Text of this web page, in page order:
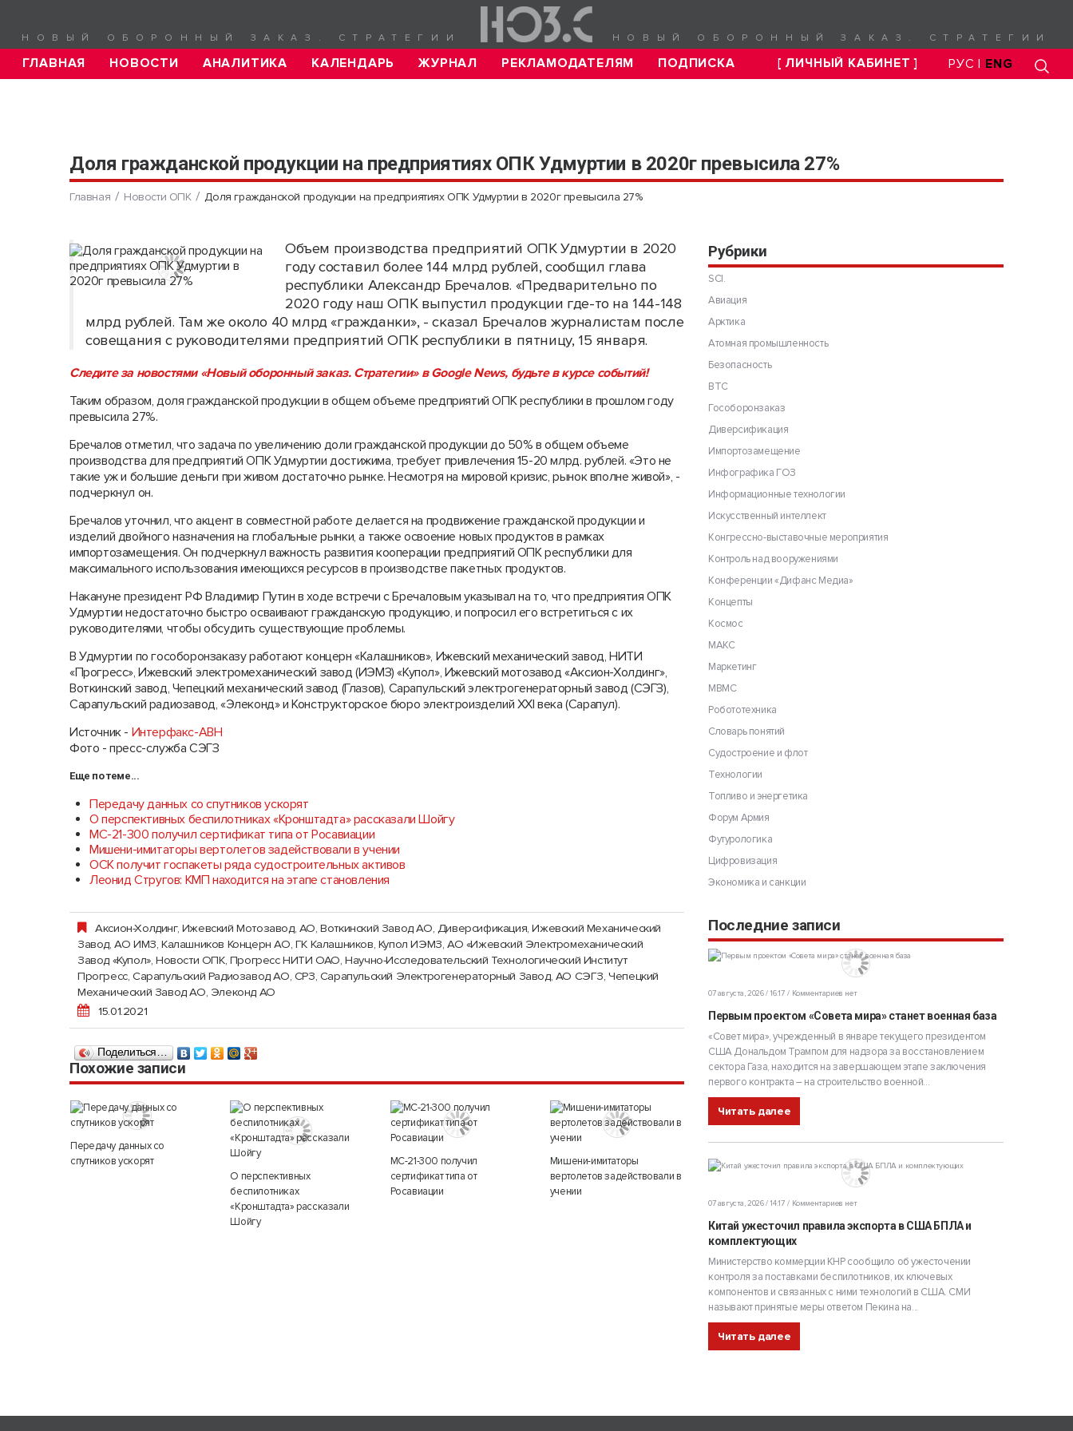
НОВЫЙ ОБОРОННЫЙ ЗАКАЗ. СТРАТЕГИИ НОВЫЙ ОБОРОННЫЙ ЗАКАЗ. СТРАТЕГИИ
ГЛАВНАЯ НОВОСТИ АНАЛИТИКА КАЛЕНДАРЬ ЖУРНАЛ РЕКЛАМОДАТЕЛЯМ ПОДПИСКА [ ЛИЧНЫЙ КАБИНЕТ ] РУС | ENG
Доля гражданской продукции на предприятиях ОПК Удмуртии в 2020г превысила 27%
Главная Новости ОПК Доля гражданской продукции на предприятиях ОПК Удмуртии в 2020г превысила 27%
Объем производства предприятий ОПК Удмуртии в 2020
году составил более 144 млрд рублей, сообщил глава
республики Александр Бречалов. «Предварительно по
2020 году наш ОПК выпустил продукции где-то на 144-148
млрд рублей. Там же около 40 млрд «гражданки», - сказал Бречалов журналистам после
совещания с руководителями предприятий ОПК республики в пятницу, 15 января.
Следите за новостями «Новый оборонный заказ. Стратегии» в Google News, будьте в курсе событий!
Таким образом, доля гражданской продукции в общем объеме предприятий ОПК республики в прошлом году
превысила 27%.
Бречалов отметил, что задача по увеличению доли гражданской продукции до 50% в общем объеме
производства для предприятий ОПК Удмуртии достижима, требует привлечения 15-20 млрд. рублей. «Это не
такие уж и большие деньги при живом достаточно рынке. Несмотря на мировой кризис, рынок вполне живой», -
подчеркнул он.
Бречалов уточнил, что акцент в совместной работе делается на продвижение гражданской продукции и
изделий двойного назначения на глобальные рынки, а также освоение новых продуктов в рамках
импортозамещения. Он подчеркнул важность развития кооперации предприятий ОПК республики для
максимального использования имеющихся ресурсов в производстве пакетных продуктов.
Накануне президент РФ Владимир Путин в ходе встречи с Бречаловым указывал на то, что предприятия ОПК
Удмуртии недостаточно быстро осваивают гражданскую продукцию, и попросил его встретиться с их
руководителями, чтобы обсудить существующие проблемы.
В Удмуртии по гособоронзаказу работают концерн «Калашников», Ижевский механический завод, НИТИ
«Прогресс», Ижевский электромеханический завод (ИЭМЗ) «Купол», Ижевский мотозавод «Аксион-Холдинг»,
Воткинский завод, Чепецкий механический завод (Глазов), Сарапульский электрогенераторный завод (СЭГЗ),
Сарапульский радиозавод, «Элеконд» и Конструкторское бюро электроизделий XXI века (Сарапул).
Источник - Интерфакс-АВН
Фото - пресс-служба СЭГЗ
Еще по теме...
Передачу данных со спутников ускорят
О перспективных беспилотниках «Кронштадта» рассказали Шойгу
МС-21-300 получил сертификат типа от Росавиации
Мишени-имитаторы вертолетов задействовали в учении
ОСК получит госпакеты ряда судостроительных активов
Леонид Стругов: КМП находится на этапе становления
Аксион-Холдинг, Ижевский Мотозавод, АО,Воткинский Завод АО, Диверсификация,Ижевский Механический
Завод, АО ИМЗ,Калашников Концерн АО, ГК Калашников, Купол ИЭМЗ, АО «Ижевский Электромеханический
Завод «Купол»,Новости ОПК, Прогресс НИТИ ОАО, Научно-Исследовательский Технологический Институт
Прогресс,Сарапульский Радиозавод АО, СРЗ, Сарапульский Электрогенераторный Завод, АО СЭГЗ,Чепецкий
Механический Завод АО, Элеконд АО
15.01.2021
Поделиться…
Похожие записи
Передачу данных со
спутников ускорят
О перспективных
беспилотниках
«Кронштадта» рассказали
Шойгу
МС-21-300 получил
сертификат типа от
Росавиации
Мишени-имитаторы
вертолетов задействовали в
учении
Рубрики
SCI.
Авиация
Арктика
Атомная промышленность
Безопасность
ВТС
Гособоронзаказ
Диверсификация
Импортозамещение
Инфографика ГОЗ
Информационные технологии
Искусственный интеллект
Конгрессно-выставочные мероприятия
Контроль над вооружениями
Конференции «Дифанс Медиа»
Концепты
Космос
МАКС
Маркетинг
МВМС
Робототехника
Словарь понятий
Судостроение и флот
Технологии
Топливо и энергетика
Форум Армия
Футурологика
Цифровизация
Экономика и санкции
Последние записи
07 августа, 2026 / 16:17 Комментариев нет
Первым проектом «Совета мира» станет военная база
«Совет мира», учрежденный в январе текущего президентом
США Дональдом Трампом для надзора за восстановлением
сектора Газа, находится на завершающем этапе заключения
первого контракта – на строительство военной...
Читать далее
07 августа, 2026 / 14:17 Комментариев нет
Китай ужесточил правила экспорта в США БПЛА и
комплектующих
Министерство коммерции КНР сообщило об ужесточении
контроля за поставками беспилотников, их ключевых
компонентов и связанных с ними технологий в США. СМИ
называют принятые меры ответом Пекина на...
Читать далее